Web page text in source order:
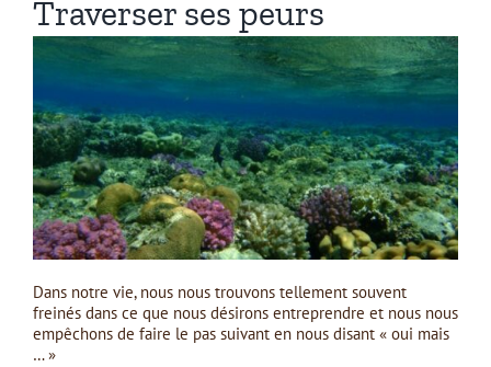
Traverser ses peurs
Dans notre vie, nous nous trouvons tellement souvent
freinés dans ce que nous désirons entreprendre et nous nous
empêchons de faire le pas suivant en nous disant « oui mais
… »